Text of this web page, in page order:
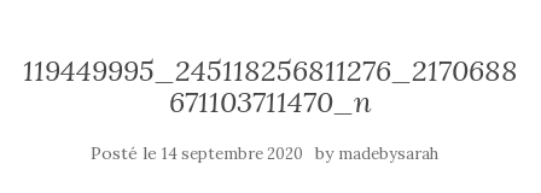
119449995_245118256811276_2170688
671103711470_n
Posté le 14 septembre 2020 by madebysarah